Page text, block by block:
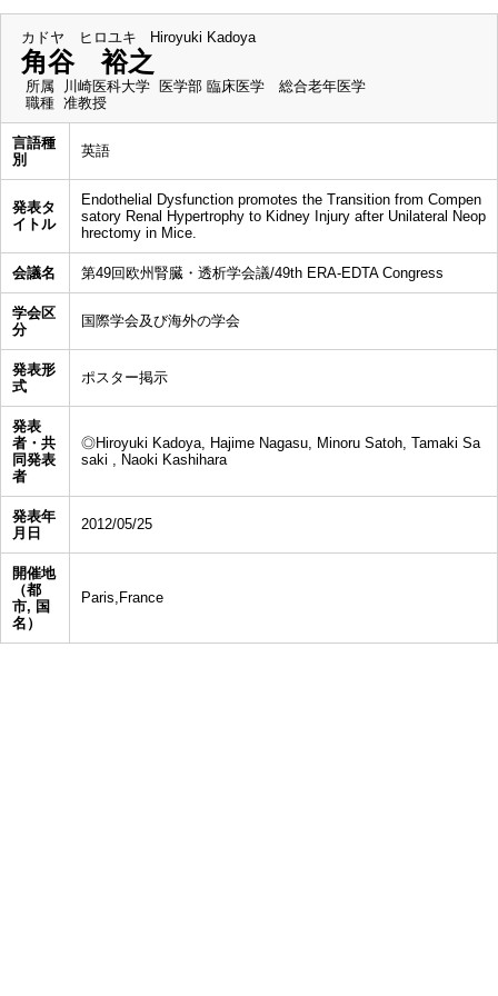
カドヤ ヒロユキ Hiroyuki Kadoya
角谷 裕之
所属
川崎医科大学 医学部 臨床医学 総合老年医学
職種 准教授
言語種
別
英語
発表タ
イトル
Endothelial Dysfunction promotes the Transition from Compen
satory Renal Hypertrophy to Kidney Injury after Unilateral Neop
hrectomy in Mice.
会議名 第49回欧州腎臓・透析学会議/49th ERA-EDTA Congress
学会区
分
国際学会及び海外の学会
発表形
式
ポスター掲示
発表
者・共
同発表
者
◎Hiroyuki Kadoya, Hajime Nagasu, Minoru Satoh, Tamaki Sa
saki , Naoki Kashihara
発表年
月日
2012/05/25
開催地
（都
市, 国
名）
Paris,France